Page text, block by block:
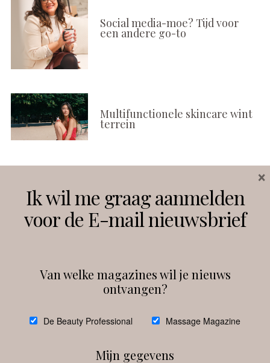
Social media-moe? Tijd voor
een andere go-to
Multifunctionele skincare wint
terrein
Instagram Facebook
debeautyprofessional
Ik wil me graag aanmelden
voor de E-mail nieuwsbrief
Van welke magazines wil je nieuws
ontvangen?
De Beauty Professional Massage Magazine
Mijn gegevens
×